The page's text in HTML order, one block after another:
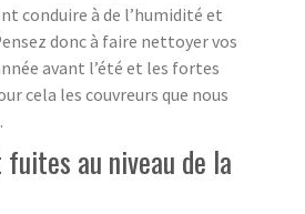
conduire à de l’humidité et
donc à faire nettoyer vos
avant l’été et les fortes
cela les couvreurs que nous
au niveau de la